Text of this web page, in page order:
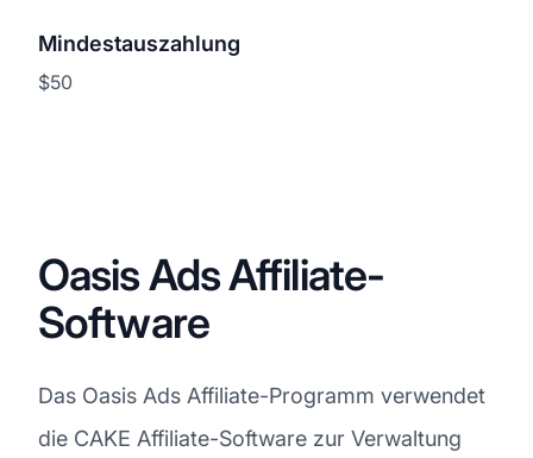
Mindestauszahlung
$50
Oasis Ads Affiliate-
Software
Das Oasis Ads Affiliate-Programm verwendet
die CAKE Affiliate-Software zur Verwaltung